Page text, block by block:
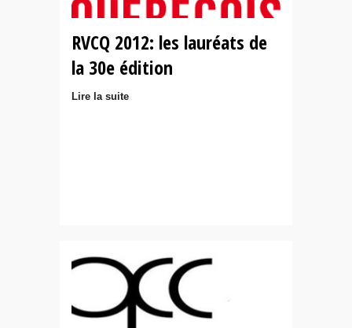
RVCQ 2012: les lauréats de
la 30e édition
Lire la suite